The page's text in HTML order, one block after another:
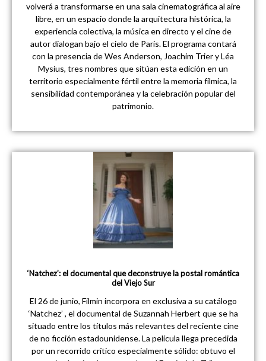
volverá a transformarse en una sala cinematográfica al aire
libre, en un espacio donde la arquitectura histórica, la
experiencia colectiva, la música en directo y el cine de
autor dialogan bajo el cielo de París. El programa contará
con la presencia de Wes Anderson, Joachim Trier y Léa
Mysius, tres nombres que sitúan esta edición en un
territorio especialmente fértil entre la memoria fílmica, la
sensibilidad contemporánea y la celebración popular del
patrimonio.
‘Natchez’: el documental que deconstruye la postal romántica
del Viejo Sur
El 26 de junio, Filmin incorpora en exclusiva a su catálogo
‘Natchez’ , el documental de Suzannah Herbert que se ha
situado entre los títulos más relevantes del reciente cine
de no ficción estadounidense. La película llega precedida
por un recorrido crítico especialmente sólido: obtuvo el